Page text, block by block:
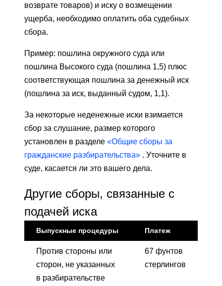
возврате товаров) и иску о возмещении
ущерба, необходимо оплатить оба судебных
сбора.
Пример: пошлина окружного суда или
пошлина Высокого суда (пошлина 1,5) плюс
соответствующая пошлина за денежный иск
(пошлина за иск, выданный судом, 1,1).
За некоторые неденежные иски взимается
сбор за слушание, размер которого
установлен в разделе «Общие сборы за
гражданские разбирательства» . Уточните в
суде, касается ли это вашего дела.
Другие сборы, связанные с
подачей иска
Выпускные процедуры Платеж
Против стороны или
сторон, не указанных
в разбирательстве
67 фунтов
стерлингов